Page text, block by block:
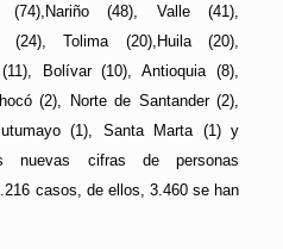
(74),Nariño (48), Valle (41),
(24), Tolima (20),Huila (20),
(11), Bolívar (10), Antioquia (8),
(2), Norte de Santander (2),
(1), Santa Marta (1) y
nuevas cifras de personas
casos, de ellos, 3.460 se han